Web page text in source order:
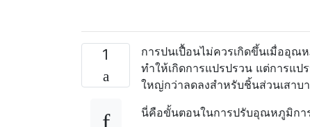
1
การปนเปื้อนไม่ควรเกิดขึ้นเมื่ออุ
ทำให้เกิดการแปรปรวน แต่การแ
ใหญ่กว่าลดลงสำหรับชิ้นส่วนเสาบา
นี่คือขั้นตอนในการปรับอุณหภูมิกา